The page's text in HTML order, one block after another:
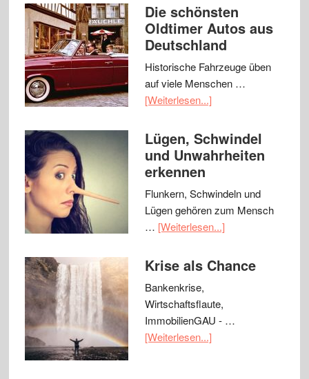
Die schönsten
Oldtimer Autos aus
Deutschland
Historische Fahrzeuge üben
auf viele Menschen …
[Weiterlesen...]
Lügen, Schwindel
und Unwahrheiten
erkennen
Flunkern, Schwindeln und
Lügen gehören zum Mensch
… [Weiterlesen...]
Krise als Chance
Bankenkrise,
Wirtschaftsflaute,
ImmobilienGAU - …
[Weiterlesen...]